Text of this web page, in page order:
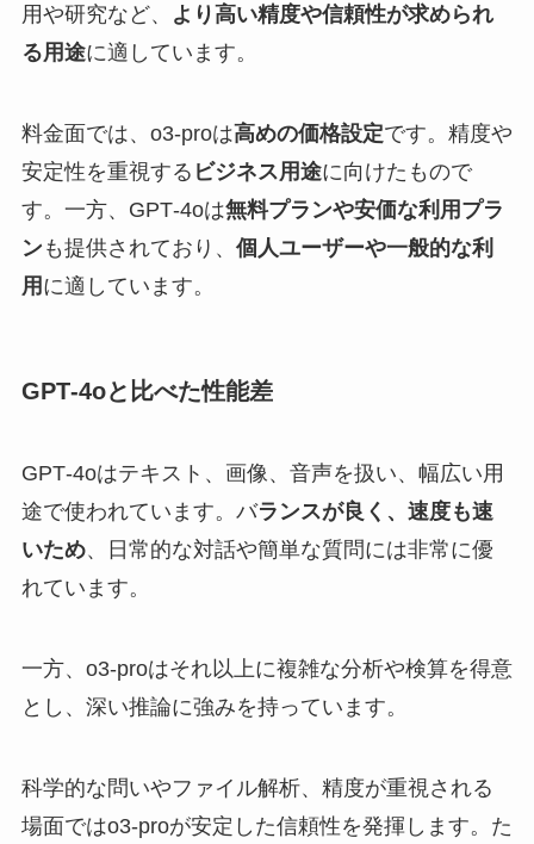
用や研究など、
より高い精度や信頼性が求められ
る用途に適しています。
料金面では、o3-proは高めの価格設定です。精度や
安定性を重視する ビジネス用途に向けたもので
す。一方、GPT‑4oは無料プランや安価な利用プラ
ンも提供されており、 個人ユーザーや一般的な利
用 に適しています。
GPT‑4oと比べた性能差
GPT‑4oはテキスト、画像、音声を扱い、幅広い用
途で使われています。バランスが良く、速度も速
いため、日常的な対話や簡単な質問には非常に優
れています。
一方、o3‑proはそれ以上に複雑な分析や検算を得意
とし、深い推論に強みを持っています。
科学的な問いやファイル解析、精度が重視される
場面ではo3‑proが安定した信頼性を発揮します。た